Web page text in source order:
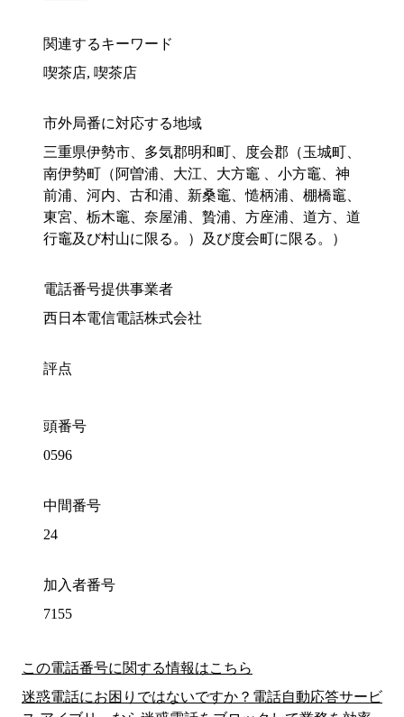
関連するキーワード
喫茶店, 喫茶店
市外局番に対応する地域
三重県伊勢市、多気郡明和町、度会郡（玉城町、
南伊勢町（阿曽浦、大江、大方竈 、小方竈、神
前浦、河内、古和浦、新桑竈、慥柄浦、棚橋竈、
東宮、栃木竈、奈屋浦、贄浦、方座浦、道方、道
行竈及び村山に限る。）及び度会町に限る。）
電話番号提供事業者
西日本電信電話株式会社
評点
頭番号
0596
中間番号
24
加入者番号
7155
この電話番号に関する情報はこちら
迷惑電話にお困りではないですか？電話自動応答サービ